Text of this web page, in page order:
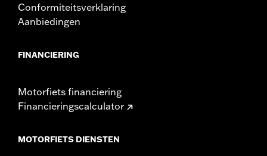
Conformiteitsverklaring
Aanbiedingen
FINANCIERING
Motorfiets financiering
Financieringscalculator
MOTORFIETS DIENSTEN